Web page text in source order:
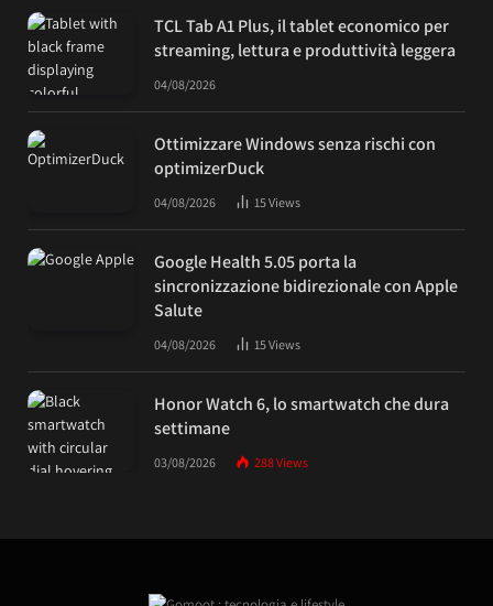
TCL Tab A1 Plus, il tablet economico per
streaming, lettura e produttività leggera
04/08/2026
Ottimizzare Windows senza rischi con
optimizerDuck
04/08/2026 15Views
Google Health 5.05 porta la
sincronizzazione bidirezionale con Apple
Salute
04/08/2026 15Views
Honor Watch 6, lo smartwatch che dura
settimane
03/08/2026 288Views